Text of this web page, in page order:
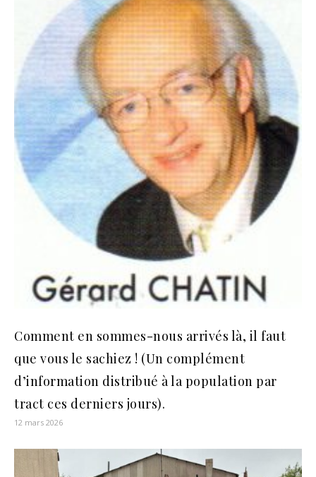
Comment en sommes-nous arrivés là, il faut
que vous le sachiez ! (Un complément
d’information distribué à la population par
tract ces derniers jours).
12 mars 2026